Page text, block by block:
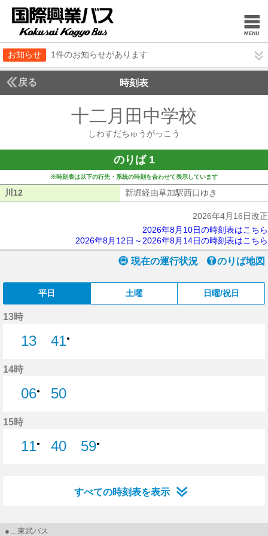
お知らせ 1件のお知らせがあります
戻る 時刻表
十二月田中学校
しわすだちゅうがっこう
のりば 1
※時刻表は以下の行先・系統の時刻を合わせて表示しています
川12 新堀経由草加駅西口ゆき
2026年4月16日改正
2026年8月10日の時刻表はこちら
2026年8月12日～2026年8月14日の時刻表はこちら
現在の運行状況 のりば地図
平日 土曜 日曜/祝日
13時
13
41●
14時
06●
50
15時
11●
40
59●
すべての時刻表を表示
●…東武バス